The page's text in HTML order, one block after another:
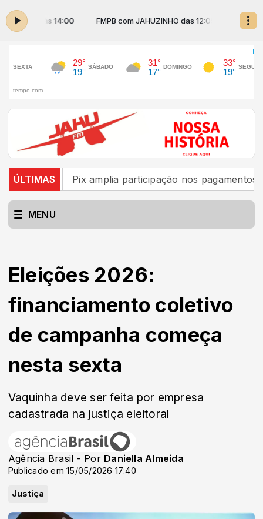
12:05 às 14:00 FMPB com JAHUZINHO das 12:05 às 14:00
ÚLTIMAS
Pix amplia participação nos pagamentos em
MENU
Eleições 2026:
financiamento coletivo
de campanha começa
nesta sexta
Vaquinha deve ser feita por empresa
cadastrada na justiça eleitoral
Agência Brasil - Por Daniella Almeida
Publicado em 15/05/2026 17:40
Justiça